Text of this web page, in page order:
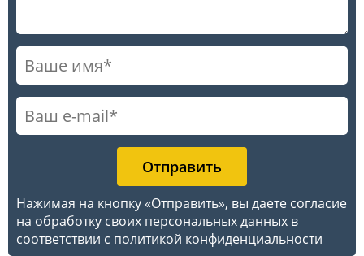
Нажимая на кнопку «Отправить», вы даете согласие
на обработку своих персональных данных в
соответствии с политикой конфиденциальности